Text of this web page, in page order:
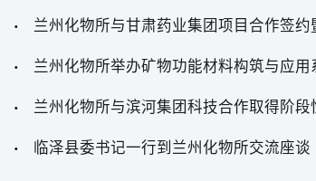
兰州化物所举办矿物功能材料构筑与应用
兰州化物所与滨河集团科技合作取得阶段
临泽县委书记一行到兰州化物所交流座谈
关于2022年度重点实
关于2024年度重点
甘肃省黏土矿物重